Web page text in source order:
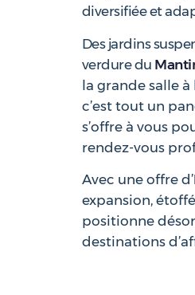
diversifiée et
Des jardins
verdure du
la grande salle à
c’est tout un
s’offre à vous
rendez-vous
Avec une offre d’
expansion,
positionne
destinations